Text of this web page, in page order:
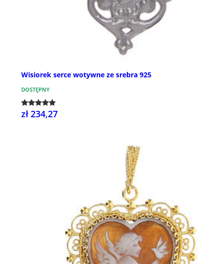
Wisiorek serce wotywne ze srebra 925
DOSTĘPNY
zł 234,27